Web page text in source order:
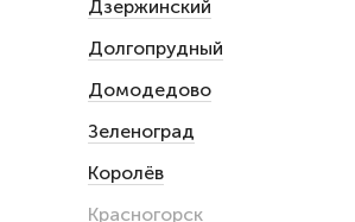
Дзержинский
Долгопрудный
Домодедово
Зеленоград
Королёв
Красногорск